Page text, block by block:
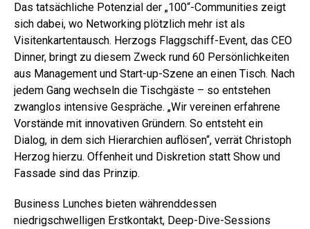
Das tatsächliche Potenzial der „100“-Communities zeigt
sich dabei, wo Networking plötzlich mehr ist als
Visitenkartentausch. Herzogs Flaggschiff-Event, das CEO
Dinner, bringt zu diesem Zweck rund 60 Persönlichkeiten
aus Management und Start-up-Szene an einen Tisch. Nach
jedem Gang wechseln die Tischgäste – so entstehen
zwanglos intensive Gespräche. „Wir vereinen erfahrene
Vorstände mit innovativen Gründern. So entsteht ein
Dialog, in dem sich Hierarchien auflösen“, verrät Christoph
Herzog hierzu. Offenheit und Diskretion statt Show und
Fassade sind das Prinzip.
Business Lunches bieten währenddessen
niedrigschwelligen Erstkontakt, Deep-Dive-Sessions